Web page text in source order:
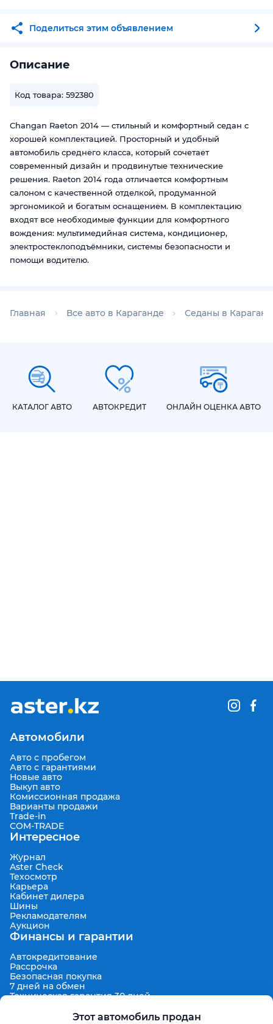
Этот автомобиль продан
Поделиться этим объявлением
Описание
Код товара: 592380
Changan Raeton 2014 — стильный и комфортный седан с
хорошей комплектацией. Просторный и удобный
автомобиль среднего класса, который сочетает
современный дизайн и продвинутые технические
решения. Raeton 2014 года отличается комфортным
салоном с качественной отделкой, продуманной
эргономикой и богатым оснащением. В комплектацию
входят все необходимые функции для комфортного
вождения: мультимедийная система, кондиционер,
электростеклоподъёмники, системы безопасности и
помощи водителю.
Главная Все авто в Караганде Седаны в
КАТАЛОГ АВТО АВТОКРЕДИТ ОНЛАЙН ОЦЕНКА АВТО
Автомобили
Авто с пробегом
Авто с гарантиями
Новые авто
Выкуп авто
Комиссионная продажа
Варианты продажи
Trade-in
COM-TRADE
Интересное
Журнал
Aster Check
Техосмотр
Карьера
Кабинет дилера
Шины
Рекламодателям
Аукцион
Финансы и гарантии
Автокредитование
Рассрочка
Безопасная покупка
7 дней на обмен
Техническая гарантия 30 дней
Гарантированная цена выкупа